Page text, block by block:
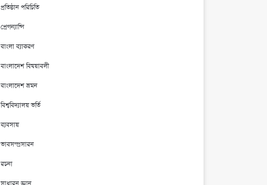
প্রতিষ্ঠান পরিচিতি
প্রেগন্যান্সি
বাংলা ব্যাকরণ
বাংলাদেশ বিষয়াবলী
বাংলাদেশ ভ্রমন
বিশ্ববিদ্যালয় ভর্তি
ব্যবসায়
ভাবসম্প্রসারন
রচনা